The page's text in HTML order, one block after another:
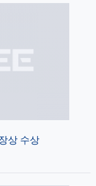
상 수상